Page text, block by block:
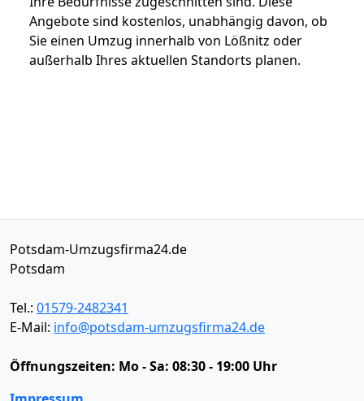
Angebote sind kostenlos, unabhängig davon, ob
Sie einen Umzug innerhalb von Lößnitz oder
außerhalb Ihres aktuellen Standorts planen.
Potsdam-Umzugsfirma24.de
Potsdam
Tel.: 01579-2482341
E-Mail: info@potsdam-umzugsfirma24.de
Öffnungszeiten: Mo - Sa: 08:30 - 19:00 Uhr